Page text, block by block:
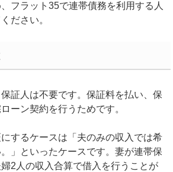
フラット35で連帯債務を利用する人
ださい。
証人は不要です。保証料を払い、保
ーン契約を行うためです。
するケースは「夫のみの収入では希
」といったケースです。妻が連帯保
2人の収入合算で借入を行うことが